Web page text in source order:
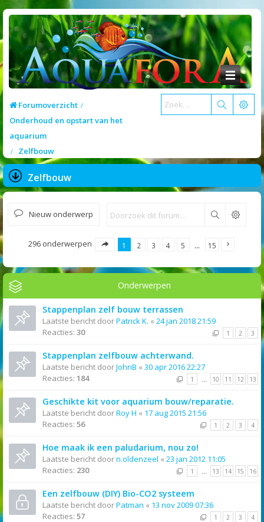
Forumoverzicht
Onderhoud en opstart van het
aquarium
Zelfbouw
Zelfbouw
Nieuw onderwerp Zoek
296 onderwerpen 1 2 3 4 5 … 15
Onderwerpen
Stappenplan zelf bouw terrassen
Laatste bericht doorPatrick K. « 24 jan 2018 21:59
Reacties: 30 1 2 3
Stappenplan zelfbouw achterwand.
Laatste bericht doorJohnB « 30 apr 2016 22:27
Reacties: 184 1 … 10 11 12 13
Geschikte kit voor aquarium bouw/reparatie.
Laatste bericht doorRoy H « 17 aug 2015 21:56
Reacties: 56 1 2 3 4
Hoe maak ik een paludarium, nou zo!
Laatste bericht doorn.oldenzeel « 23 jan 2012 11:05
Reacties: 230 1 … 13 14 15 16
Een zelfbouw (DIY) Bio-CO2 systeem
Laatste bericht doorPatman « 13 nov 2009 07:36
Reacties: 57 1 2 3 4